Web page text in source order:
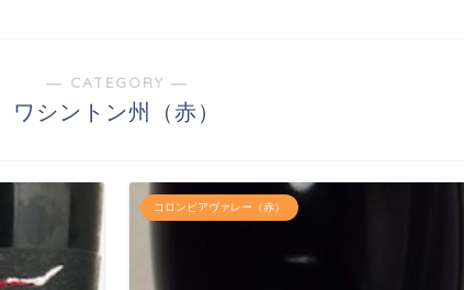
― CATEGORY ―
ワシントン州（赤）
コロンビアヴァレー（赤）